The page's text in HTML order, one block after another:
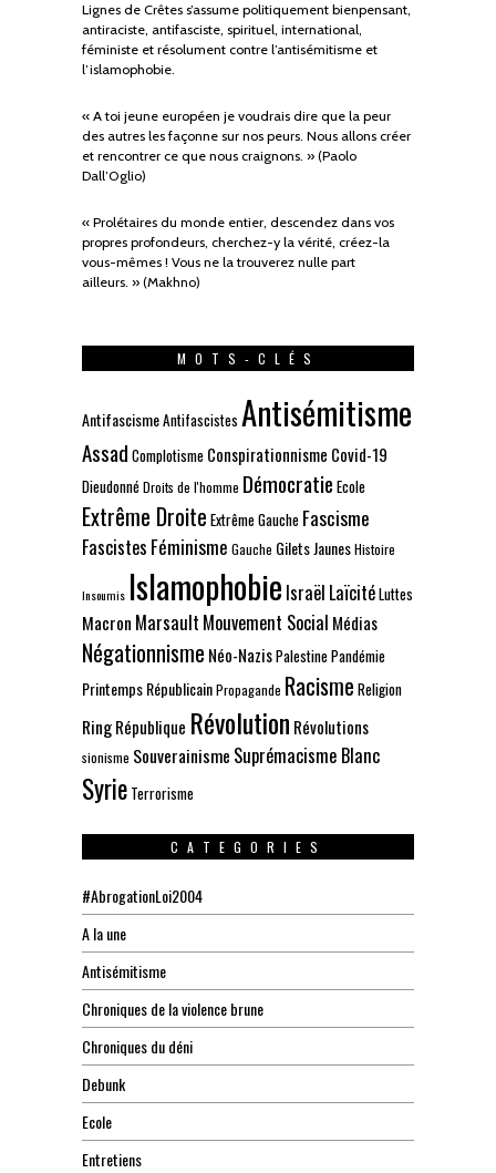
Lignes de Crêtes s’assume politiquement bienpensant,
antiraciste, antifasciste, spirituel, international,
féministe et résolument contre l’antisémitisme et
l’islamophobie.
« A toi jeune européen je voudrais dire que la peur
des autres les façonne sur nos peurs. Nous allons créer
et rencontrer ce que nous craignons. » (Paolo
Dall’Oglio)
« Prolétaires du monde entier, descendez dans vos
propres profondeurs, cherchez-y la vérité, créez-la
vous-mêmes ! Vous ne la trouverez nulle part
ailleurs. » (Makhno)
MOTS-CLÉS
AntifascismeAntifascistes Antisémitisme
Assad Complotisme Conspirationnisme Covid-19
DieudonnéDroits de l'homme Démocratie Ecole
Extrême Droite Extrême Gauche Fascisme
Fascistes Féminisme Gauche Gilets JaunesHistoire
Insoumis Islamophobie Israël LaïcitéLuttes
Macron Marsault Mouvement Social Médias
Négationnisme Néo-NazisPalestinePandémie
Printemps RépublicainPropagande Racisme Religion
RingRépublique Révolution Révolutions
sionisme Souverainisme Suprémacisme Blanc
Syrie Terrorisme
CATEGORIES
#AbrogationLoi2004
A la une
Antisémitisme
Chroniques de la violence brune
Chroniques du déni
Debunk
Ecole
Entretiens